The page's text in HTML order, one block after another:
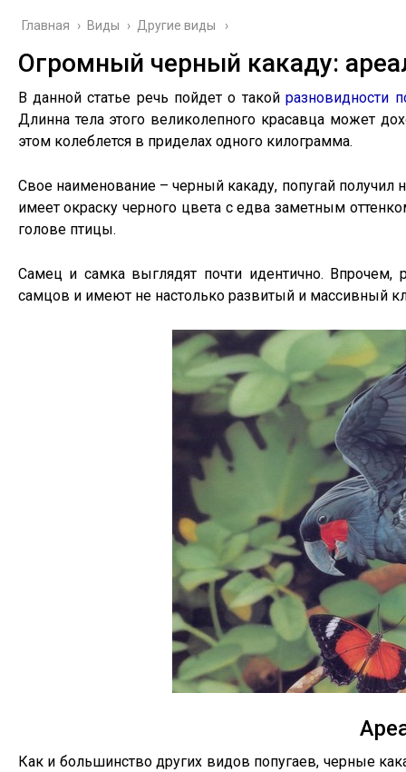
Главная › Виды › Другие виды
Огромный черный какаду:
В данной статье речь пойдет о такойразновидности
Длинна тела этого великолепного красавца может
этом колеблется в приделах одного килограмма.
Свое наименование – черный какаду, попугай получил
имеет окраску черного цвета с едва заметным
голове птицы.
Самец и самка выглядят почти идентично. Впрочем,
самцов и имеют не настолько развитый и массивный
Как и большинство других видов попугаев, черные